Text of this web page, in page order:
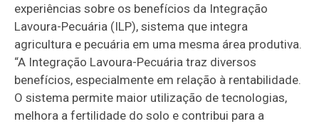
experiências sobre os benefícios da Integração
Lavoura-Pecuária (ILP), sistema que integra
agricultura e pecuária em uma mesma área produtiva.
“A Integração Lavoura-Pecuária traz diversos
benefícios, especialmente em relação à rentabilidade.
O sistema permite maior utilização de tecnologias,
melhora a fertilidade do solo e contribui para a